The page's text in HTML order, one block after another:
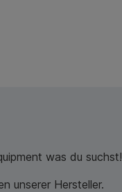
was du suchst!
unserer Hersteller.